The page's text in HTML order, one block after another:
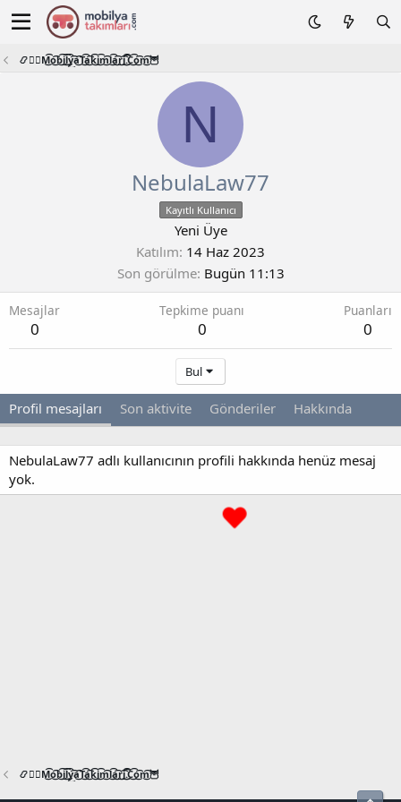
📿🧙‍♂️M͜͡o͜͡b͜͡i͜͡l͜͡y͜͡a͜͡T͜͡a͜͡k͜͡i͜͡m͜͡l͜͡a͜͡r͜͡i͜͡.͜͡C͜͡o͜͡m͜͡🦉
N
NebulaLaw77
Kayıtlı Kullanıcı
Yeni Üye
Katılım 14 Haz 2023
Son görülme Bugün 11:13
Mesajlar
0
Tepkime puanı
0
Puanları
0
Bul
Profil mesajları Son aktivite Gönderiler Hakkında
NebulaLaw77 adlı kullanıcının profili hakkında henüz mesaj
yok.
📿🧙‍♂️M͜͡o͜͡b͜͡i͜͡l͜͡y͜͡a͜͡T͜͡a͜͡k͜͡i͜͡m͜͡l͜͡a͜͡r͜͡i͜͡.͜͡C͜͡o͜͡m͜͡🦉